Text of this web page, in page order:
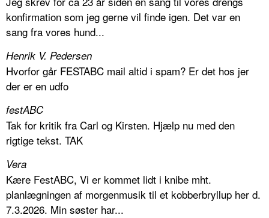
konfirmation som jeg gerne vil finde igen. Det var en
sang fra vores hund...
Henrik V. Pedersen
Hvorfor går FESTABC mail altid i spam? Er det hos jer
der er en udfo
festABC
Tak for kritik fra Carl og Kirsten. Hjælp nu med den
rigtige tekst. TAK
Vera
Kære FestABC, Vi er kommet lidt i knibe mht.
planlægningen af morgenmusik til et kobberbryllup her d.
7.3.2026. Min søster har...